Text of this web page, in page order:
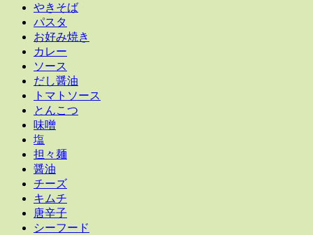
やきそば
パスタ
お好み焼き
カレー
ソース
だし醤油
トマトソース
とんこつ
味噌
塩
担々麺
醤油
チーズ
キムチ
唐辛子
シーフード